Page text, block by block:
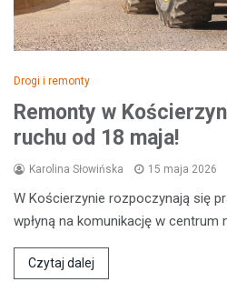
Drogi i remonty
Remonty w
ruchu od 18 maja!
Karolina Słowińska 15 maja 2026
W Kościerzynie rozpoczynają się
wpłyną na komunikację w centrum
Czytaj dalej